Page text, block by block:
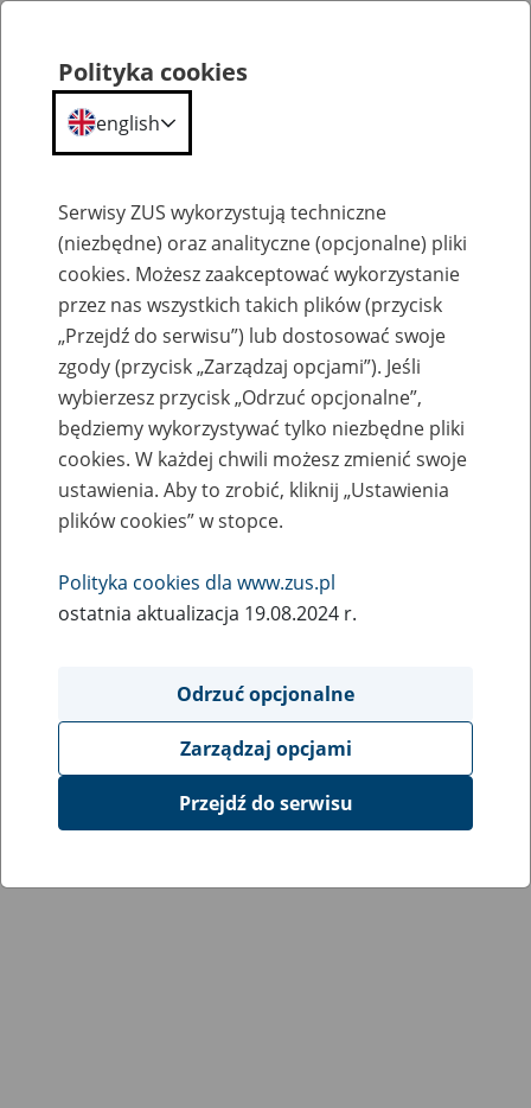
Kalendarium
Polityka cookies
english
Serwisy ZUS wykorzystują techniczne
(niezbędne) oraz analityczne (opcjonalne) pliki
cookies. Możesz zaakceptować wykorzystanie
przez nas wszystkich takich plików (przycisk
„Przejdź do serwisu”) lub dostosować swoje
zgody (przycisk „Zarządzaj opcjami”). Jeśli
wybierzesz przycisk „Odrzuć opcjonalne”,
będziemy wykorzystywać tylko niezbędne pliki
cookies. W każdej chwili możesz zmienić swoje
ustawienia. Aby to zrobić, kliknij „Ustawienia
plików cookies” w stopce.
Polityka cookies dla www.zus.pl
ostatnia aktualizacja 19.08.2024 r.
Odrzuć opcjonalne
Zarządzaj opcjami
Przejdź do serwisu